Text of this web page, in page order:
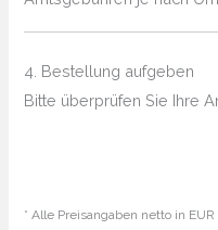
4. Bestellung aufgeben
Bitte überprüfen Sie Ihre
* Alle Preisangaben netto in